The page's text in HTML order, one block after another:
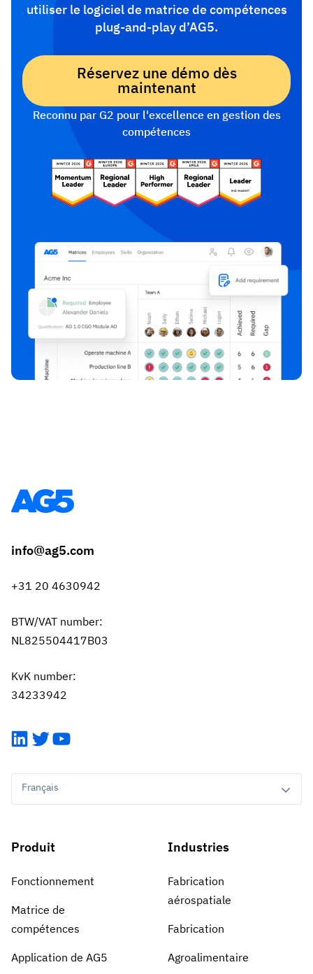
utiliser le logiciel de matrice de compétences
plug-and-play d’AG5.
Réservez une démo dès
maintenant
Reconnu par G2 pour l'excellence en gestion des
compétences
info@ag5.com
+31 20 4630942
BTW/VAT number:
NL825504417B03
KvK number:
34233942
LinkedIn
TwitterYouTube
Français
Produit
Fonctionnement
Matrice de
compétences
Application de AG5
Industries
Fabrication
aérospatiale
Fabrication
Agroalimentaire